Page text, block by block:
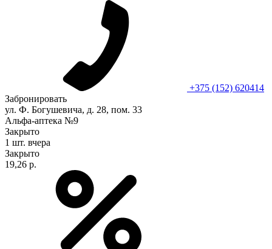
+375 (152) 620414
Забронировать
ул. Ф. Богушевича, д. 28, пом. 33
Альфа-аптека №9
Закрыто
1 шт. вчера
Закрыто
19,26 р.